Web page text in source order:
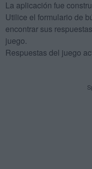
La aplicación fue
Utilice el formulario de
encontrar sus
juego.
Respuestas del juego